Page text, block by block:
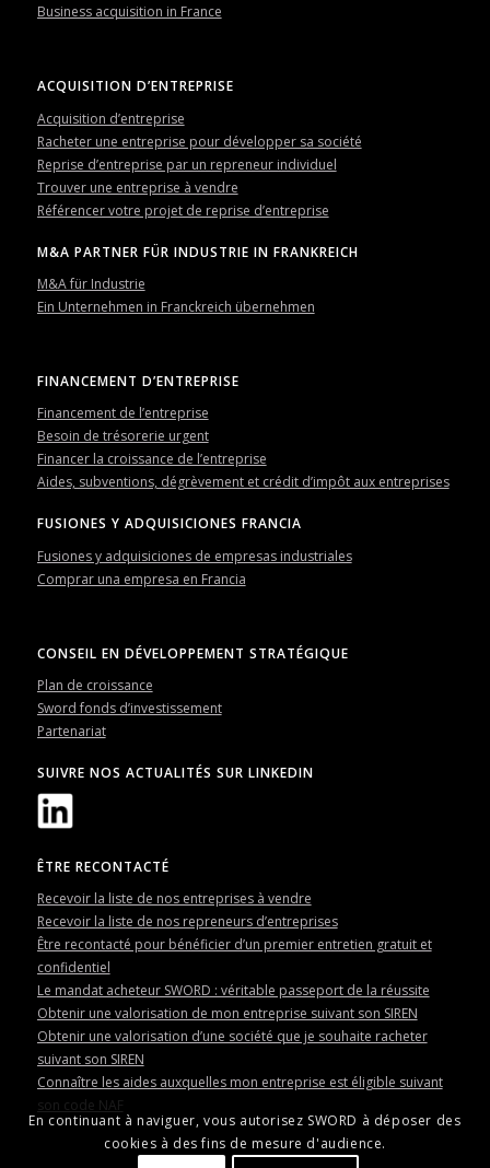
Business acquisition in France
ACQUISITION D’ENTREPRISE
Acquisition d’entreprise
Racheter une entreprise pour développer sa société
Reprise d’entreprise par un repreneur individuel
Trouver une entreprise à vendre
Référencer votre projet de reprise d’entreprise
M&A PARTNER FÜR INDUSTRIE IN FRANKREICH
M&A für Industrie
Ein Unternehmen in Franckreich übernehmen
FINANCEMENT D’ENTREPRISE
Financement de l’entreprise
Besoin de trésorerie urgent
Financer la croissance de l’entreprise
Aides, subventions, dégrèvement et crédit d’impôt aux entreprises
FUSIONES Y ADQUISICIONES FRANCIA
Fusiones y adquisiciones de empresas industriales
Comprar una empresa en Francia
CONSEIL EN DÉVELOPPEMENT STRATÉGIQUE
Plan de croissance
Sword fonds d’investissement
Partenariat
SUIVRE NOS ACTUALITÉS SUR LINKEDIN
ÊTRE RECONTACTÉ
Recevoir la liste de nos entreprises à vendre
Recevoir la liste de nos repreneurs d’entreprises
Être recontacté pour bénéficier d’un premier entretien gratuit et
confidentiel
Le mandat acheteur SWORD : véritable passeport de la réussite
Obtenir une valorisation de mon entreprise suivant son SIREN
Obtenir une valorisation d’une société que je souhaite racheter
suivant son SIREN
Connaître les aides auxquelles mon entreprise est éligible suivant
son code NAF
En continuant à naviguer, vous autorisez SWORD à déposer des
cookies à des fins de mesure d'audience.